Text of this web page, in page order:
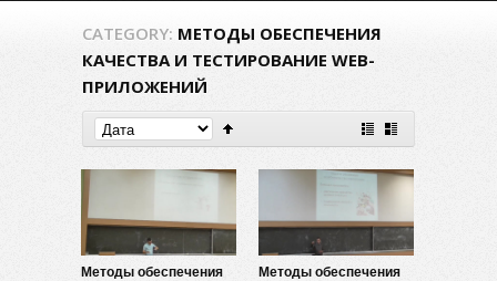
CATEGORY: МЕТОДЫ ОБЕСПЕЧЕНИЯ
КАЧЕСТВА И ТЕСТИРОВАНИЕ WEB-
ПРИЛОЖЕНИЙ
Методы обеспечения
Методы обеспечения